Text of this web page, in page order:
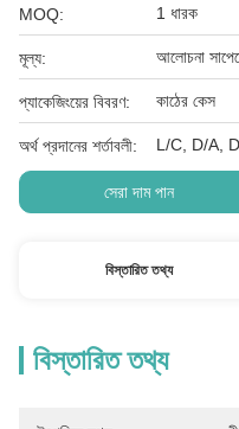
MOQ: 1 ধারক
মূল্য: আলোচনা
প্যাকেজিংয়ের বিবরণ: কাঠের কেস
অর্থ প্রদানের শর্তাবলী: L/C, D/A, D/
সেরা দাম পান
বিস্তারিত তথ্য
বিস্তারিত তথ্য